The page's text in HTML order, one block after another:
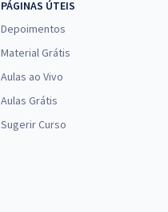
PÁGINAS ÚTEIS
Depoimentos
Material Grátis
Aulas ao Vivo
Aulas Grátis
Sugerir Curso